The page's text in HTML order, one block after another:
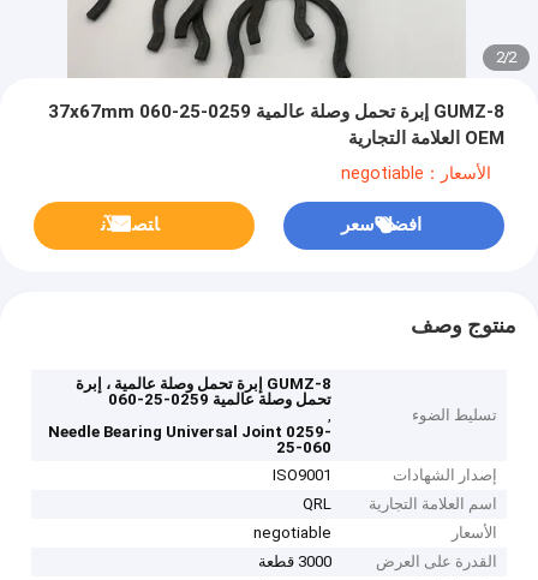
2
/
2
GUMZ-8 إبرة تحمل وصلة عالمية 0259-25-060 37x67mm
OEM العلامة التجارية
الأسعار：negotiable
افضل سعر ﺎﺘﺼﻟ ﺍﻶﻧ
منتوج وصف
تسليط الضوء
GUMZ-8 إبرة تحمل وصلة عالمية ، إبرة
تحمل وصلة عالمية 0259-25-060
,
Needle Bearing Universal Joint 0259-
25-060
إصدار الشهادات
ISO9001
اسم العلامة التجارية
QRL
الأسعار
negotiable
القدرة على العرض
3000 قطعة